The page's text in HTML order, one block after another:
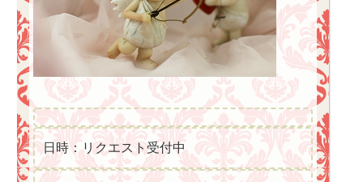
日時：リクエスト受付中